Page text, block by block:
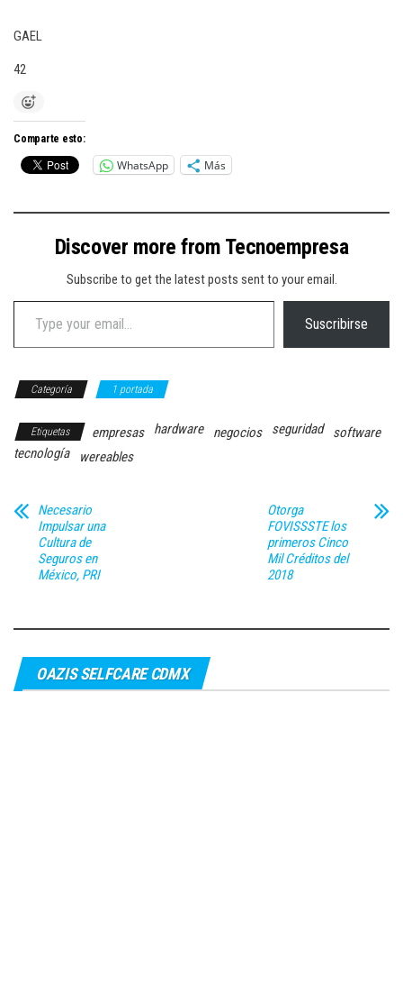
GAEL
42
Comparte esto:
WhatsApp Más
Discover more from Tecnoempresa
Subscribe to get the latest posts sent to your email.
Type your email…
Suscribirse
Categoría 1 portada
Etiquetas empresas hardware negocios seguridad
software
tecnología
wereables
Necesario
Impulsar una
Cultura de
Seguros en
México, PRI
Otorga
FOVISSSTE los
primeros Cinco
Mil Créditos del
2018
OAZIS SELFCARE CDMX